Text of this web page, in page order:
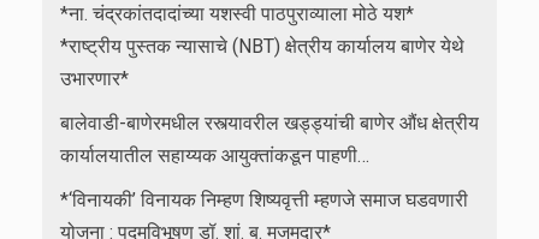
*ना. चंद्रकांतदादांच्या यशस्वी पाठपुराव्याला मोठे यश*
*राष्ट्रीय पुस्तक न्यासाचे (NBT) क्षेत्रीय कार्यालय बाणेर येथे
उभारणार*
बालेवाडी-बाणेरमधील रस्त्यावरील खड्ड्यांची बाणेर औंध क्षेत्रीय
कार्यालयातील सहाय्यक आयुक्तांकडून पाहणी…
*‘विनायकी’ विनायक निम्हण शिष्यवृत्ती म्हणजे समाज घडवणारी
योजना : पद्मविभूषण डॉ. शां. ब. मुजुमदार*